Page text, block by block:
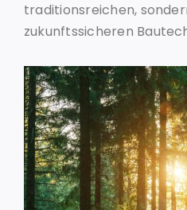
traditionsreichen,
zukunftssicheren